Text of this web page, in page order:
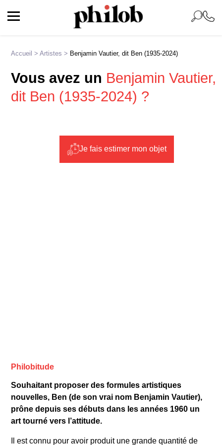
Accueil >Artistes > Benjamin Vautier, dit Ben (1935-2024)
Vous avez un Benjamin Vautier,
dit Ben (1935-2024) ?
Je fais estimer mon objet
Philobitude
Souhaitant proposer des formules artistiques
nouvelles, Ben (de son vrai nom Benjamin Vautier),
prône depuis ses débuts dans les années 1960 un
art tourné vers l’attitude.
Il est connu pour avoir produit une grande quantité de